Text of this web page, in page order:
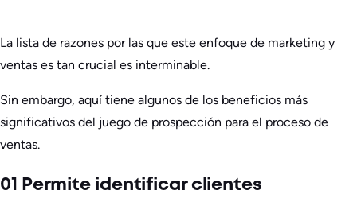
La lista de razones por las que este enfoque de marketing y
ventas es tan crucial es interminable.
Sin embargo, aquí tiene algunos de los beneficios más
significativos del juego de prospección para el proceso de
ventas.
01 Permite identificar clientes